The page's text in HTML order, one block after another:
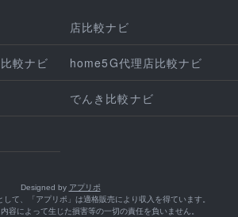
店比較ナビ
較ナビ home5G代理店比較ナビ
でんき比較ナビ
Designed by アプリポ
て、「アプリポ」は適格販売により収入を得ています。
容によって生じた損害等の一切の責任を負いません。